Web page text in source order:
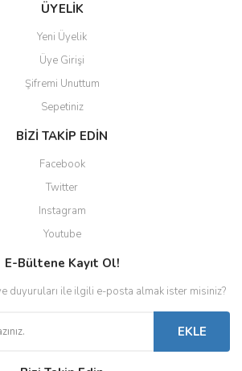
ÜYELİK
Yeni Üyelik
Üye Girişi
Şifremi Unuttum
Sepetiniz
BİZİ TAKİP EDİN
Facebook
Twitter
Instagram
Youtube
E-Bültene Kayıt Ol!
duyuruları ile ilgili e-posta almak ister misiniz?
EKLE